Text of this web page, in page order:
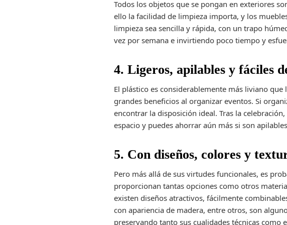
Todos los objetos que se pongan en exteriores
ello la facilidad de limpieza importa, y los
limpieza sea sencilla y rápida, con un trapo
vez por semana e invirtiendo poco tiempo y
4. Ligeros, apilables y fáciles
El plástico es considerablemente más liviano
grandes beneficios al organizar eventos. Si
encontrar la disposición ideal. Tras la
espacio y puedes ahorrar aún más si son
5. Con diseños, colores y
Pero más allá de sus virtudes funcionales, es
proporcionan tantas opciones como otros
existen diseños atractivos, fácilmente
con apariencia de madera, entre otros, son
preservando tanto sus cualidades técnicas como